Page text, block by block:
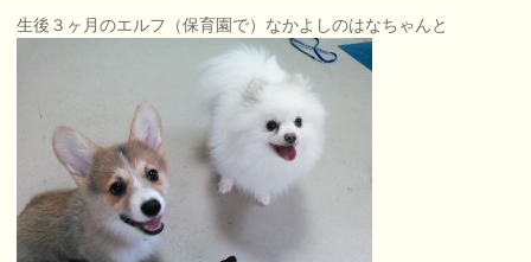
生後３ヶ月のエルフ（保育園で）なかよしのはなちゃんと